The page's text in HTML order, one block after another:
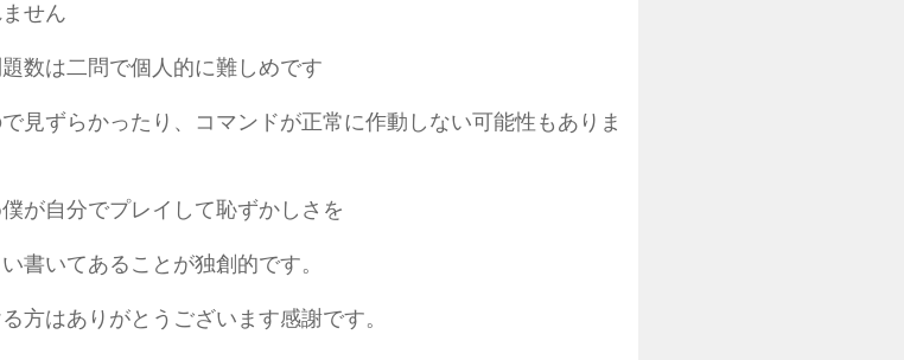
せん
数は二問で個人的に難しめです
見ずらかったり、コマンドが正常に作動しない可能性もありま
が自分でプレイして恥ずかしさを
書いてあることが独創的です。
方はありがとうございます感謝です。